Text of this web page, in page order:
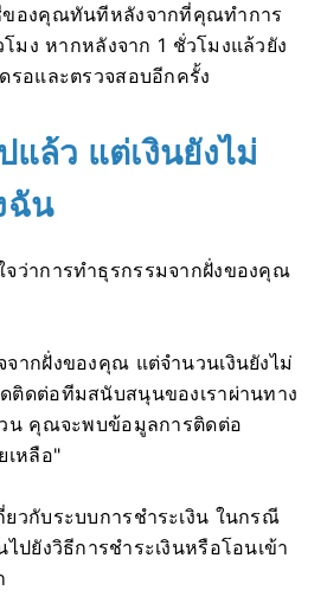
ของคุณทันทีหลังจากที่คุณทำการ
มง หากหลังจาก 1 ชั่วโมงแล้วยัง
รอและตรวจสอบอีกครั้ง
แล้ว แต่เงินยังไม่
ฉัน
ว่าการทำธุรกรรมจากฝั่งของคุณ
จากฝั่งของคุณ แต่จำนวนเงินยังไม่
ดต่อทีมสนับสนุนของเราผ่านทาง
น คุณจะพบข้อมูลการติดต่อ
เหลือ"
วกับระบบการชำระเงิน ในกรณี
ปยังวิธีการชำระเงินหรือโอนเข้า